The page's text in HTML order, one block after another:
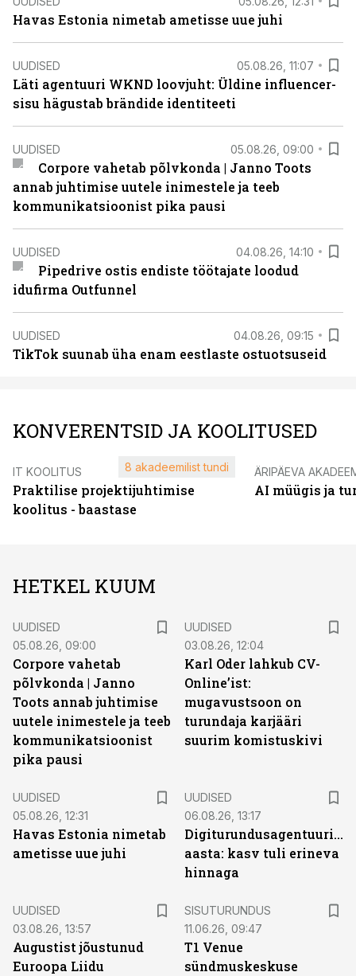
Havas Estonia nimetab ametisse uue juhi
UUDISED 05.08.26, 11:07
Läti agentuuri WKND loovjuht: Üldine influencer-
sisu hägustab brändide identiteeti
UUDISED 05.08.26, 09:00
Corpore vahetab põlvkonda | Janno Toots
annab juhtimise uutele inimestele ja teeb
kommunikatsioonist pika pausi
UUDISED 04.08.26, 14:10
Pipedrive ostis endiste töötajate loodud
idufirma Outfunnel
UUDISED 04.08.26, 09:15
TikTok suunab üha enam eestlaste ostuotsuseid
KONVERENTSID JA KOOLITUSED
IT KOOLITUS
Praktilise projektijuhtimise
koolitus - baastase
8 akadeemilist tundi ÄRIPÄEVA
AI müügis ja
HETKEL KUUM
UUDISED
05.08.26, 09:00
Corpore vahetab
põlvkonda | Janno
Toots annab juhtimise
uutele inimestele ja teeb
kommunikatsioonist
pika pausi
UUDISED
03.08.26, 12:04
Karl Oder lahkub CV-
Online’ist:
mugavustsoon on
turundaja karjääri
suurim komistuskivi
UUDISED
05.08.26, 12:31
Havas Estonia nimetab
ametisse uue juhi
UUDISED
06.08.26, 13:17
Digiturundusagentuuride
aasta: kasv tuli erineva
hinnaga
UUDISED
03.08.26, 13:57
Augustist jõustunud
Euroopa Liidu
SISUTURUNDUS
11.06.26, 09:47
T1 Venue
sündmuskeskuse